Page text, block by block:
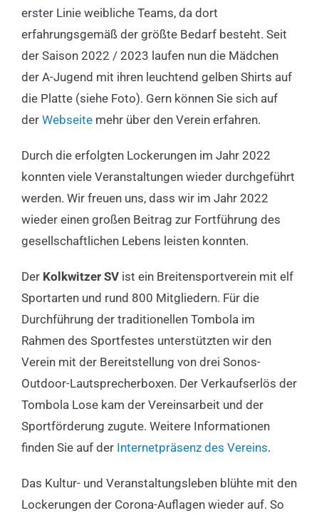
erster Linie weibliche Teams, da dort
erfahrungsgemäß der größte Bedarf besteht. Seit
der Saison 2022 / 2023 laufen nun die Mädchen
der A-Jugend mit ihren leuchtend gelben Shirts auf
die Platte (siehe Foto). Gern können Sie sich auf
der Webseitemehr über den Verein erfahren.
Durch die erfolgten Lockerungen im Jahr 2022
konnten viele Veranstaltungen wieder durchgeführt
werden. Wir freuen uns, dass wir im Jahr 2022
wieder einen großen Beitrag zur Fortführung des
gesellschaftlichen Lebens leisten konnten.
Der Kolkwitzer SVist ein Breitensportverein mit elf
Sportarten und rund 800 Mitgliedern. Für die
Durchführung der traditionellen Tombola im
Rahmen des Sportfestes unterstützten wir den
Verein mit der Bereitstellung von drei Sonos-
Outdoor-Lautsprecherboxen. Der Verkaufserlös der
Tombola Lose kam der Vereinsarbeit und der
Sportförderung zugute. Weitere Informationen
finden Sie auf der Internetpräsenz des Vereins.
Das Kultur- und Veranstaltungsleben blühte mit den
Lockerungen der Corona-Auflagen wieder auf. So